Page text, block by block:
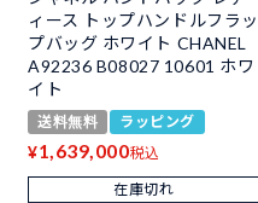
ィース トップハンドルフラッ
プバッグ ホワイト CHANEL
A92236 B08027 10601 ホワ
イト
送料無料 ラッピング
¥1,639,000税込
在庫切れ